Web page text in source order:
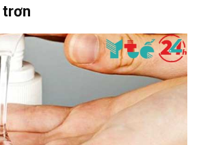
trơn